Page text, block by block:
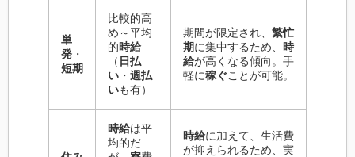
単
発 ・
短期
比較的高
め～平均
的時給
（ 日払
い ・ 週払
いも有）
期間が限定され、 繁忙
期に集中するため、 時
給が高くなる傾向。手
軽に稼ぐことが可能。
時給は平
均的だ
時給に加えて、生活費
が抑えられるため、実